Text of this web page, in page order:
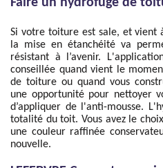
Faire un hydrofuge de
Si votre toiture est sale, et vient
la mise en étanchéité va
résistant à l’avenir.
conseillée quand vient le
de toiture ou quand vous
une opportunité pour nettoyer
d’appliquer de l'anti-mousse.
totalité du toit. Vous avez le
une couleur raffinée
nouvelle.